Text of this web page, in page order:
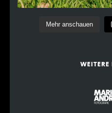
Mehr anschauen
WEITERE